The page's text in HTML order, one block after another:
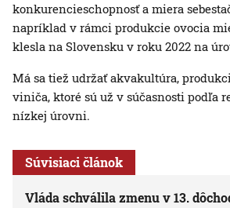
konkurencieschopnosť a miera
napríklad v rámci produkcie ovocia
klesla na Slovensku v roku 2022 na
Má sa tiež udržať akvakultúra,
viniča, ktoré sú už v súčasnosti podľa
nízkej úrovni.
Súvisiaci článok
Vláda schválila zmenu v 13.